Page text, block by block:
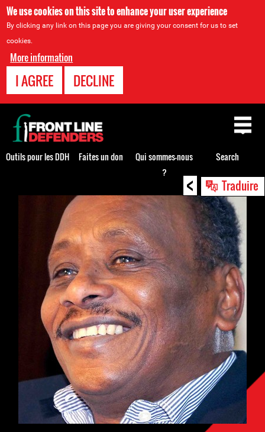
We use cookies on this site to enhance your user experience
By clicking any link on this page you are giving your consent for us to set
cookies.
More information
I AGREE DECLINE
< Traduire
Back
to
top
Outils pour les DDH Faites un don
Qui sommes-nous
?
Search